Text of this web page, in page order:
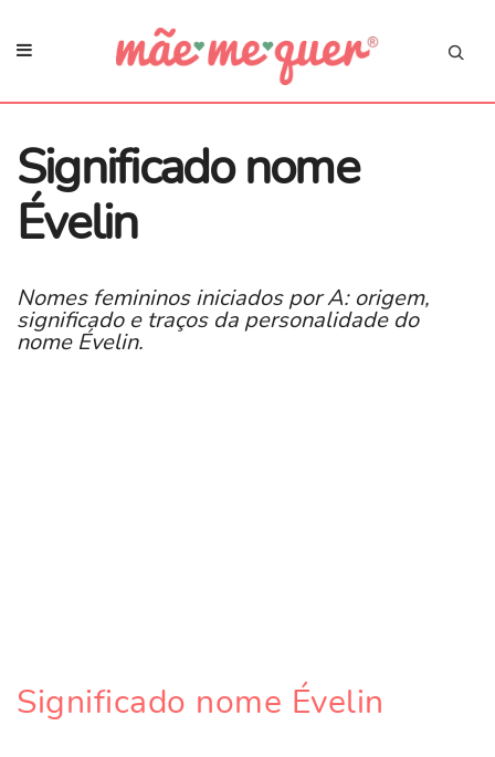
Significado nome
Évelin
Nomes femininos iniciados por A: origem,
significado e traços da personalidade do
nome Évelin.
Significado nome Évelin